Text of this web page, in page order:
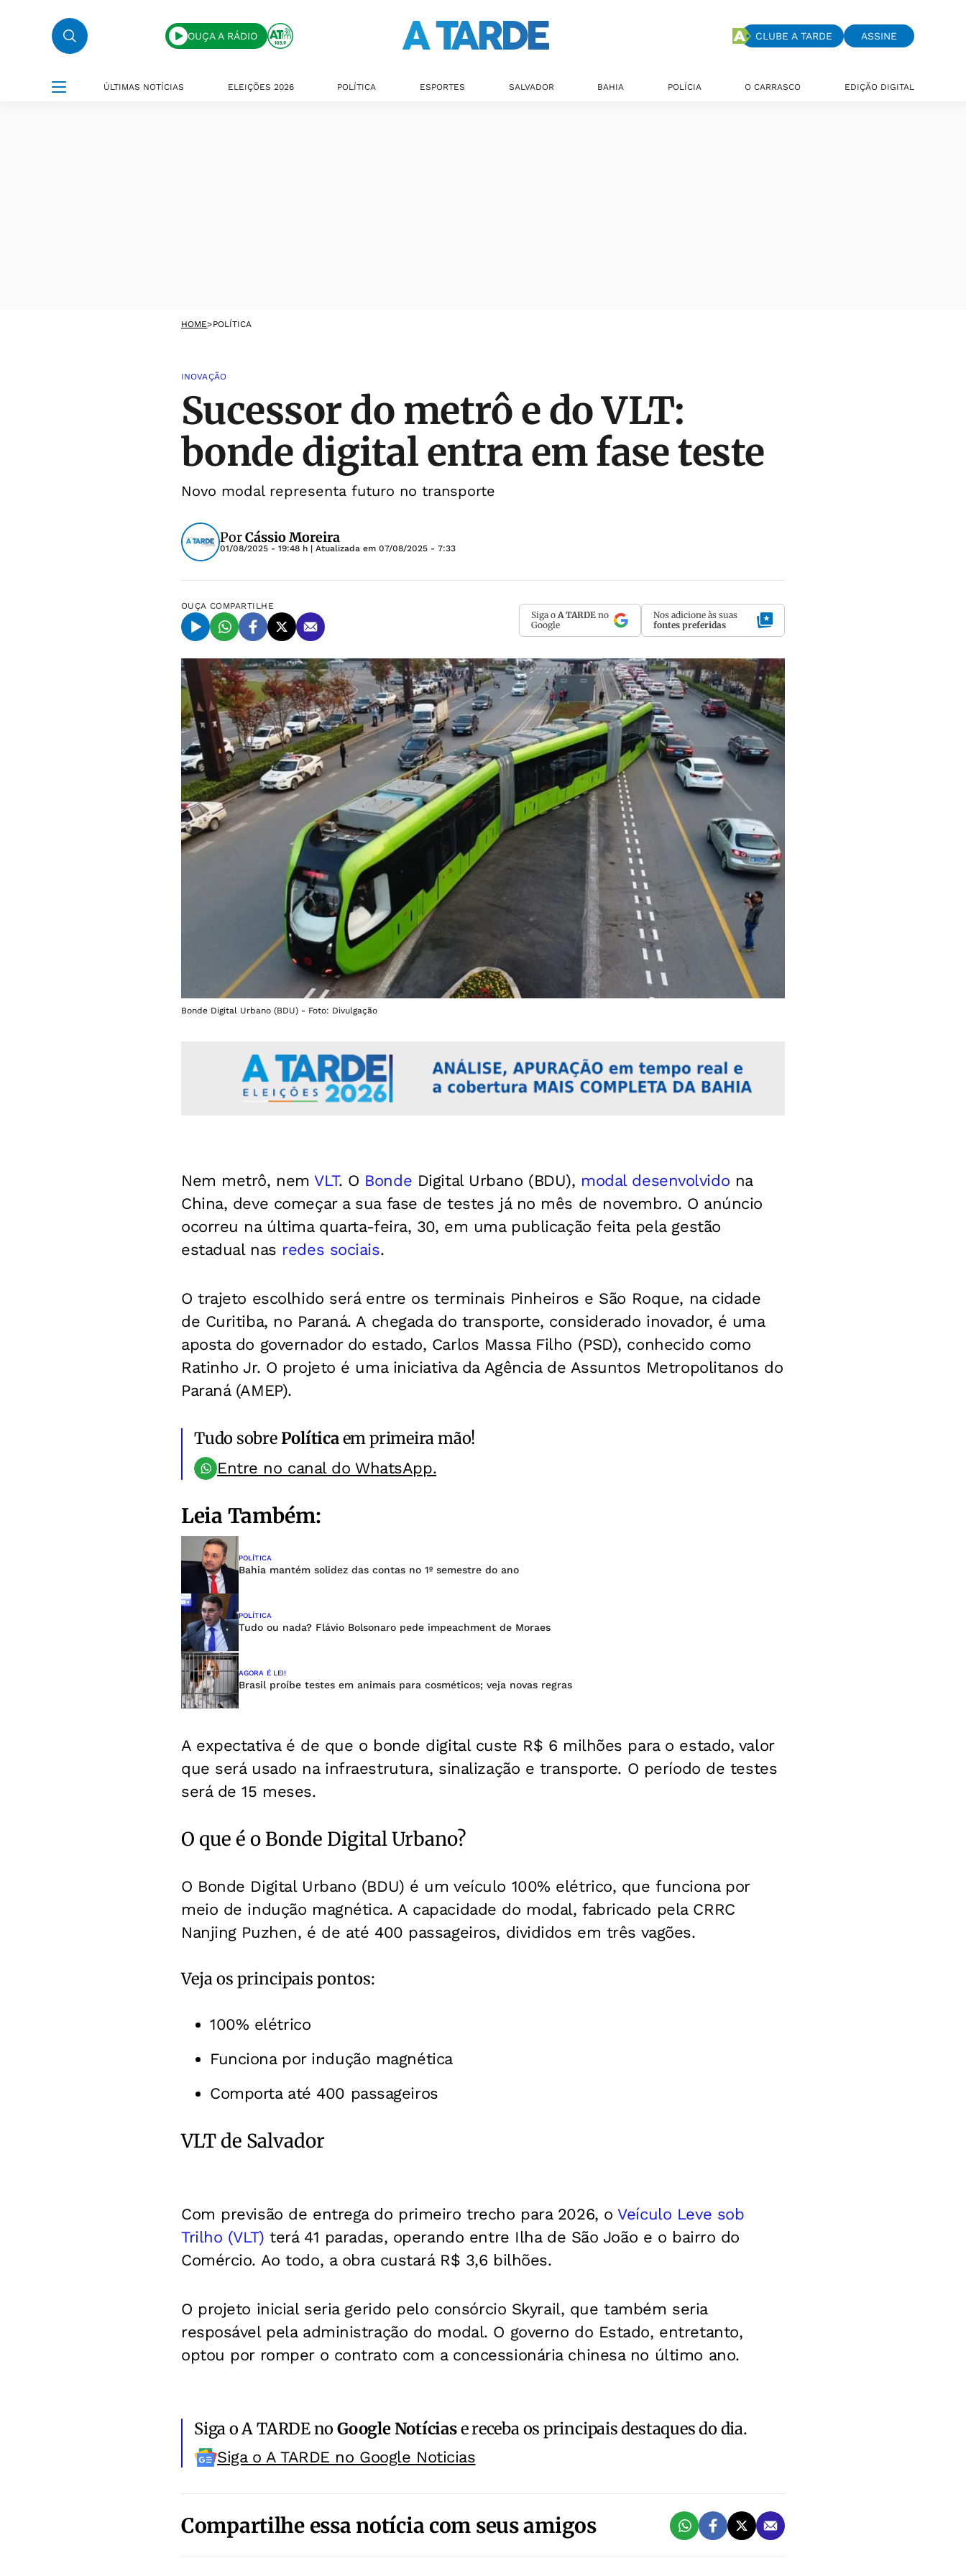
OUÇA A RÁDIO CLUBE A TARDE ASSINE
ÚLTIMAS NOTÍCIAS ELEIÇÕES 2026 POLÍTICA ESPORTES SALVADOR BAHIA POLÍCIA O CARRASCO EDIÇÃO DIGITAL
HOME>POLÍTICA
INOVAÇÃO
Sucessor do metrô e do VLT:
bonde digital entra em fase teste
Novo modal representa futuro no transporte
PorCássio Moreira
01/08/2025 - 19:48 h | Atualizada em 07/08/2025 - 7:33
OUÇA COMPARTILHE
Siga o A TARDE no
Google
Nos adicione às suas
fontes preferidas
Bonde Digital Urbano (BDU) - Foto: Divulgação
Nem metrô, nemVLT. O Bonde Digital Urbano (BDU), modal desenvolvido na
China, deve começar a sua fase de testes já no mês de novembro. O anúncio
ocorreu na última quarta-feira, 30, em uma publicação feita pela gestão
estadual nas redes sociais.
O trajeto escolhido será entre os terminais Pinheiros e São Roque, na cidade
de Curitiba, no Paraná. A chegada do transporte, considerado inovador, é uma
aposta do governador do estado, Carlos Massa Filho (PSD), conhecido como
Ratinho Jr. O projeto é uma iniciativa da Agência de Assuntos Metropolitanos do
Paraná (AMEP).
Tudo sobrePolíticaem primeira mão!
Entre no canal do WhatsApp.
Leia Também:
POLÍTICA
Bahia mantém solidez das contas no 1º semestre do ano
POLÍTICA
Tudo ou nada? Flávio Bolsonaro pede impeachment de Moraes
AGORA É LEI!
Brasil proíbe testes em animais para cosméticos; veja novas regras
A expectativa é de que o bonde digital custe R$ 6 milhões para o estado, valor
que será usado na infraestrutura, sinalização e transporte. O período de testes
será de 15 meses.
O que é o Bonde Digital Urbano?
O Bonde Digital Urbano (BDU) é um veículo 100% elétrico, que funciona por
meio de indução magnética. A capacidade do modal, fabricado pela CRRC
Nanjing Puzhen, é de até 400 passageiros, divididos em três vagões.
Veja os principais pontos:
100% elétrico
Funciona por indução magnética
Comporta até 400 passageiros
VLT de Salvador
Com previsão de entrega do primeiro trecho para 2026, oVeículo Leve sob
Trilho (VLT) terá 41 paradas, operando entre Ilha de São João e o bairro do
Comércio. Ao todo, a obra custará R$ 3,6 bilhões.
O projeto inicial seria gerido pelo consórcio Skyrail, que também seria
resposável pela administração do modal. O governo do Estado, entretanto,
optou por romper o contrato com a concessionária chinesa no último ano.
Siga o A TARDE noGoogle Notíciase receba os principais destaques do dia.
Siga o A TARDE no Google Noticias
Compartilhe essa notícia com seus amigos